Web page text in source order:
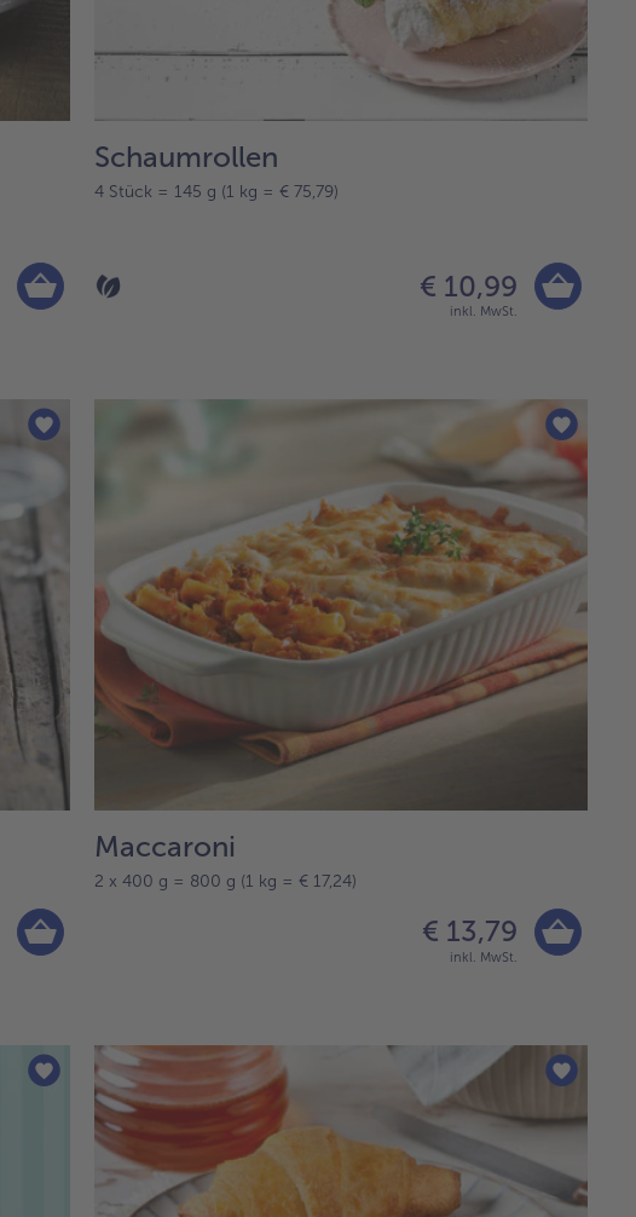
Schaumrollen
4 Stück = 145 g (1 kg = € 75,79)
€ 10,99
inkl. MwSt.
Maccaroni
2 x 400 g = 800 g (1 kg = € 17,24)
€ 13,79
inkl. MwSt.